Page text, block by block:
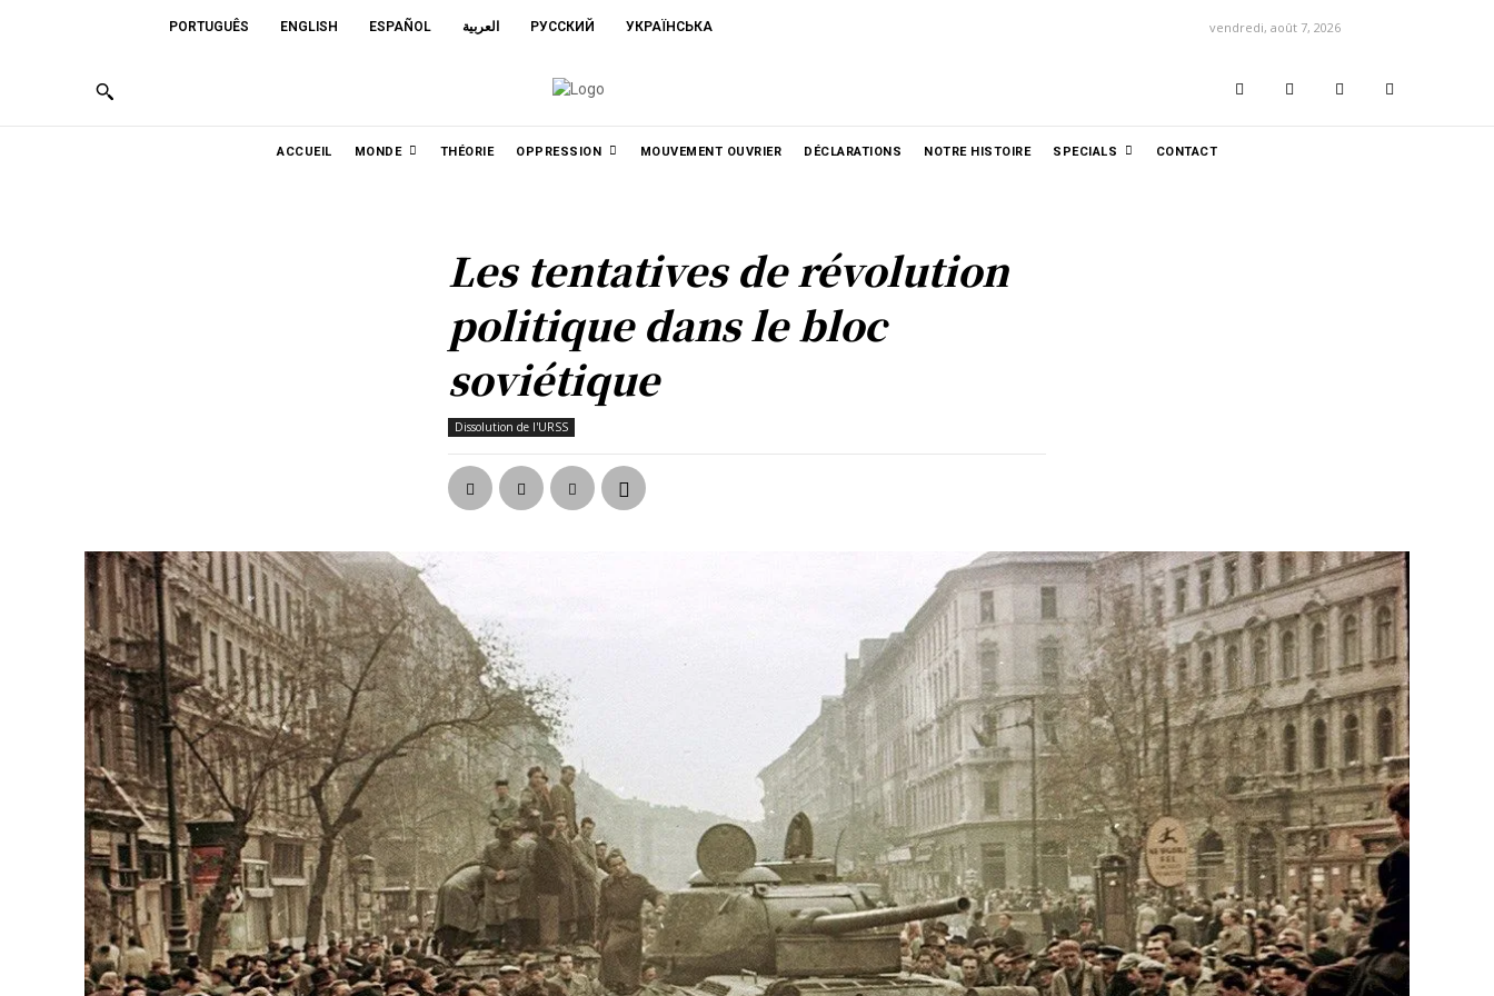
PORTUGUÊS ENGLISH ESPAÑOL العربية РУССКИЙ УКРАЇНСЬКА vendredi, août 7, 2026
ACCUEIL MONDE THÉORIE OPPRESSION MOUVEMENT OUVRIER DÉCLARATIONS NOTRE HISTOIRE SPECIALS CONTACT
Les tentatives de révolution
politique dans le bloc
soviétique
Dissolution de l'URSS